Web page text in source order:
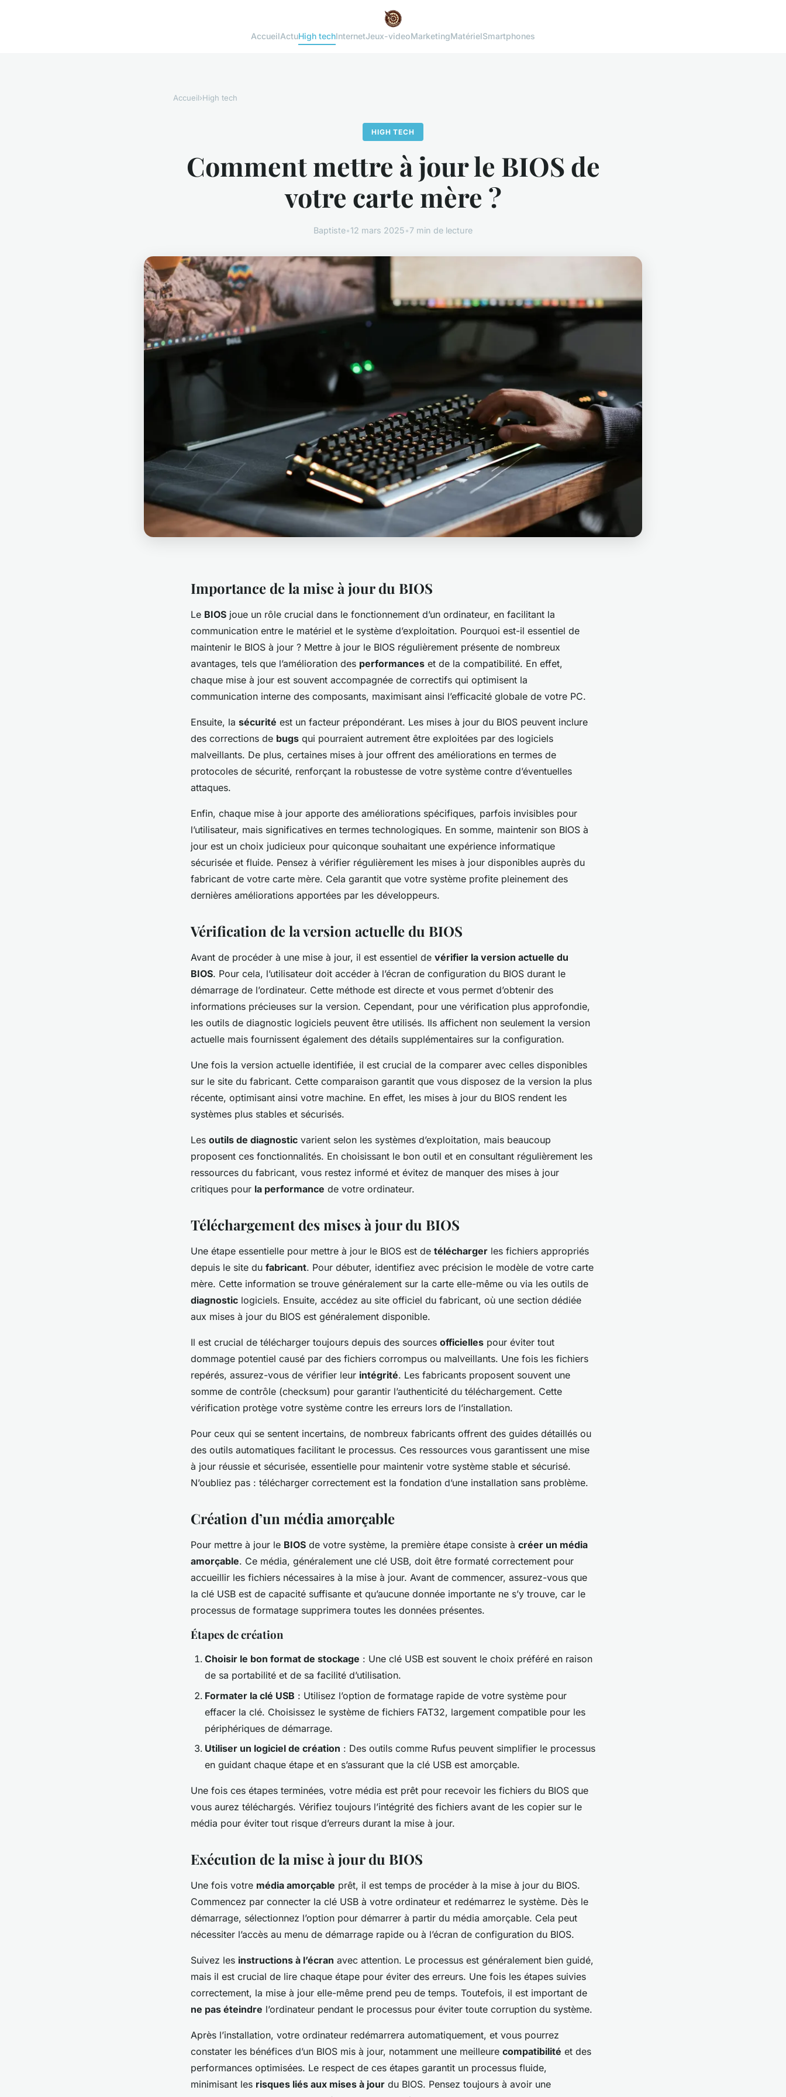
AccueilActuHigh techInternetJeux-videoMarketingMatérielSmartphones
Accueil›High tech
HIGH TECH
Comment mettre à jour le BIOS de
votre carte mère ?
Baptiste•12 mars 2025•7 min de lecture
Importance de la mise à jour du BIOS
Le BIOS joue un rôle crucial dans le fonctionnement d’un ordinateur, en facilitant la
communication entre le matériel et le système d’exploitation. Pourquoi est-il essentiel de
maintenir le BIOS à jour ? Mettre à jour le BIOS régulièrement présente de nombreux
avantages, tels que l’amélioration des performances et de la compatibilité. En effet,
chaque mise à jour est souvent accompagnée de correctifs qui optimisent la
communication interne des composants, maximisant ainsi l’efficacité globale de votre PC.
Ensuite, la sécurité est un facteur prépondérant. Les mises à jour du BIOS peuvent inclure
des corrections de bugs qui pourraient autrement être exploitées par des logiciels
malveillants. De plus, certaines mises à jour offrent des améliorations en termes de
protocoles de sécurité, renforçant la robustesse de votre système contre d’éventuelles
attaques.
Enfin, chaque mise à jour apporte des améliorations spécifiques, parfois invisibles pour
l’utilisateur, mais significatives en termes technologiques. En somme, maintenir son BIOS à
jour est un choix judicieux pour quiconque souhaitant une expérience informatique
sécurisée et fluide. Pensez à vérifier régulièrement les mises à jour disponibles auprès du
fabricant de votre carte mère. Cela garantit que votre système profite pleinement des
dernières améliorations apportées par les développeurs.
Vérification de la version actuelle du BIOS
Avant de procéder à une mise à jour, il est essentiel de vérifier la version actuelle du
BIOS. Pour cela, l’utilisateur doit accéder à l’écran de configuration du BIOS durant le
démarrage de l’ordinateur. Cette méthode est directe et vous permet d’obtenir des
informations précieuses sur la version. Cependant, pour une vérification plus approfondie,
les outils de diagnostic logiciels peuvent être utilisés. Ils affichent non seulement la version
actuelle mais fournissent également des détails supplémentaires sur la configuration.
Une fois la version actuelle identifiée, il est crucial de la comparer avec celles disponibles
sur le site du fabricant. Cette comparaison garantit que vous disposez de la version la plus
récente, optimisant ainsi votre machine. En effet, les mises à jour du BIOS rendent les
systèmes plus stables et sécurisés.
Les outils de diagnostic varient selon les systèmes d’exploitation, mais beaucoup
proposent ces fonctionnalités. En choisissant le bon outil et en consultant régulièrement les
ressources du fabricant, vous restez informé et évitez de manquer des mises à jour
critiques pour la performance de votre ordinateur.
Téléchargement des mises à jour du BIOS
Une étape essentielle pour mettre à jour le BIOS est de télécharger les fichiers appropriés
depuis le site du fabricant. Pour débuter, identifiez avec précision le modèle de votre carte
mère. Cette information se trouve généralement sur la carte elle-même ou via les outils de
diagnostic logiciels. Ensuite, accédez au site officiel du fabricant, où une section dédiée
aux mises à jour du BIOS est généralement disponible.
Il est crucial de télécharger toujours depuis des sources officielles pour éviter tout
dommage potentiel causé par des fichiers corrompus ou malveillants. Une fois les fichiers
repérés, assurez-vous de vérifier leur intégrité. Les fabricants proposent souvent une
somme de contrôle (checksum) pour garantir l’authenticité du téléchargement. Cette
vérification protège votre système contre les erreurs lors de l’installation.
Pour ceux qui se sentent incertains, de nombreux fabricants offrent des guides détaillés ou
des outils automatiques facilitant le processus. Ces ressources vous garantissent une mise
à jour réussie et sécurisée, essentielle pour maintenir votre système stable et sécurisé.
N’oubliez pas : télécharger correctement est la fondation d’une installation sans problème.
Création d’un média amorçable
Pour mettre à jour le BIOS de votre système, la première étape consiste à créer un média
amorçable. Ce média, généralement une clé USB, doit être formaté correctement pour
accueillir les fichiers nécessaires à la mise à jour. Avant de commencer, assurez-vous que
la clé USB est de capacité suffisante et qu’aucune donnée importante ne s’y trouve, car le
processus de formatage supprimera toutes les données présentes.
Étapes de création
Choisir le bon format de stockage : Une clé USB est souvent le choix préféré en raison
de sa portabilité et de sa facilité d’utilisation.
Formater la clé USB : Utilisez l’option de formatage rapide de votre système pour
effacer la clé. Choisissez le système de fichiers FAT32, largement compatible pour les
périphériques de démarrage.
Utiliser un logiciel de création : Des outils comme Rufus peuvent simplifier le processus
en guidant chaque étape et en s’assurant que la clé USB est amorçable.
Une fois ces étapes terminées, votre média est prêt pour recevoir les fichiers du BIOS que
vous aurez téléchargés. Vérifiez toujours l’intégrité des fichiers avant de les copier sur le
média pour éviter tout risque d’erreurs durant la mise à jour.
Exécution de la mise à jour du BIOS
Une fois votre média amorçable prêt, il est temps de procéder à la mise à jour du BIOS.
Commencez par connecter la clé USB à votre ordinateur et redémarrez le système. Dès le
démarrage, sélectionnez l’option pour démarrer à partir du média amorçable. Cela peut
nécessiter l’accès au menu de démarrage rapide ou à l’écran de configuration du BIOS.
Suivez les instructions à l’écran avec attention. Le processus est généralement bien guidé,
mais il est crucial de lire chaque étape pour éviter des erreurs. Une fois les étapes suivies
correctement, la mise à jour elle-même prend peu de temps. Toutefois, il est important de
ne pas éteindre l’ordinateur pendant le processus pour éviter toute corruption du système.
Après l’installation, votre ordinateur redémarrera automatiquement, et vous pourrez
constater les bénéfices d’un BIOS mis à jour, notamment une meilleure compatibilité et des
performances optimisées. Le respect de ces étapes garantit un processus fluide,
minimisant les risques liés aux mises à jour du BIOS. Pensez toujours à avoir une